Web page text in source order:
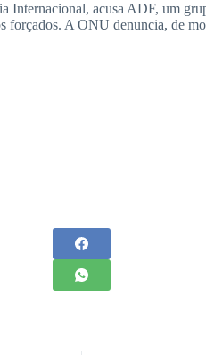
Internacional, acusa ADF, um
forçados. A ONU denuncia, de